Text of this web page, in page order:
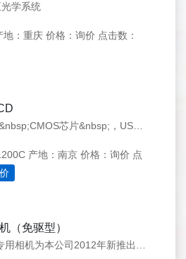
学系统
地：重庆 价格：询价 点击数：
产地：南京 价格：询价 点
（免驱型）